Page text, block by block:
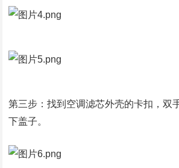
第三步：找到空调滤芯外壳的卡扣，双
下盖子。